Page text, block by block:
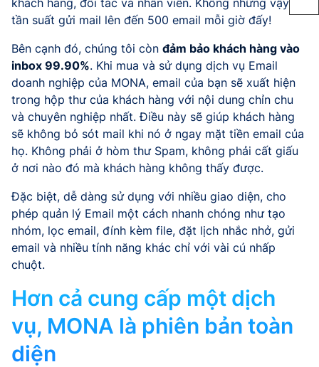
tần suất gửi mail lên đến 500 email mỗi giờ đấy!
Bên cạnh đó, chúng tôi còn đảm bảo khách hàng vào
inbox 99.90%. Khi mua và sử dụng dịch vụ Email
doanh nghiệp của MONA, email của bạn sẽ xuất hiện
trong hộp thư của khách hàng với nội dung chỉn chu
và chuyên nghiệp nhất. Điều này sẽ giúp khách hàng
sẽ không bỏ sót mail khi nó ở ngay mặt tiền email của
họ. Không phải ở hòm thư Spam, không phải cất giấu
ở nơi nào đó mà khách hàng không thấy được.
Đặc biệt, dễ dàng sử dụng với nhiều giao diện, cho
phép quản lý Email một cách nhanh chóng như tạo
nhóm, lọc email, đính kèm file, đặt lịch nhắc nhở, gửi
email và nhiều tính năng khác chỉ với vài cú nhấp
chuột.
Hơn cả cung cấp một dịch
vụ, MONA là phiên bản toàn
diện